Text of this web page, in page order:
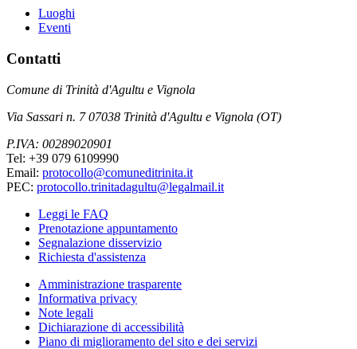
Luoghi
Eventi
Contatti
Comune di Trinità d'Agultu e Vignola
Via Sassari n. 7 07038 Trinità d'Agultu e Vignola (OT)
P.IVA: 00289020901
Tel: +39 079 6109990
Email: protocollo@comuneditrinita.it
PEC: protocollo.trinitadagultu@legalmail.it
Leggi le FAQ
Prenotazione appuntamento
Segnalazione disservizio
Richiesta d'assistenza
Amministrazione trasparente
Informativa privacy
Note legali
Dichiarazione di accessibilità
Piano di miglioramento del sito e dei servizi